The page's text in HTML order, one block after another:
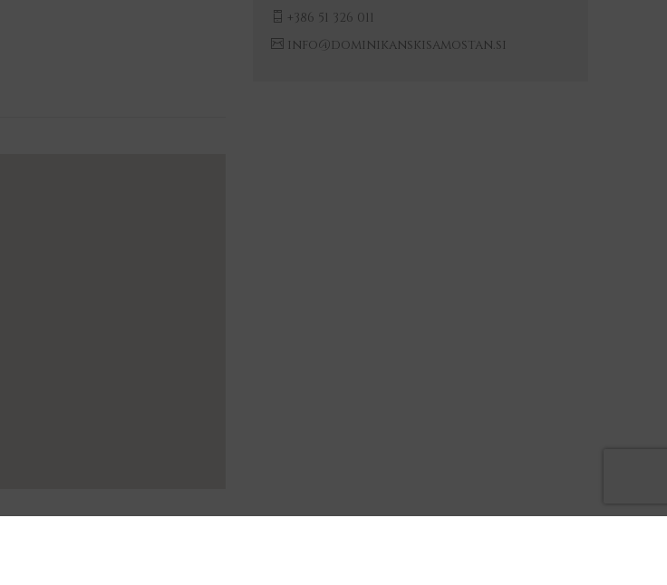
+386 51 326 011
info@dominikanskisamostan.si